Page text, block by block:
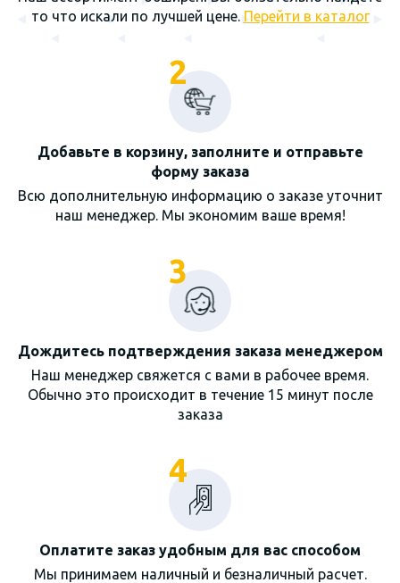
то что искали по лучшей цене. Перейти в каталог
2
Добавьте в корзину, заполните и отправьте
форму заказа
Всю дополнительную информацию о заказе уточнит
наш менеджер. Мы экономим ваше время!
3
Дождитесь подтверждения заказа менеджером
Наш менеджер свяжется с вами в рабочее время.
Обычно это происходит в течение 15 минут после
заказа
4
Оплатите заказ удобным для вас способом
Мы принимаем наличный и безналичный расчет.